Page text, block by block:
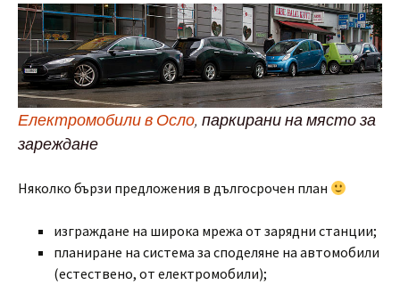
Електромобили в Осло, паркирани на място за
зареждане
Няколко бързи предложения в дългосрочен план
изграждане на широка мрежа от зарядни станции;
планиране на система за споделяне на автомобили
(естествено, от електромобили);